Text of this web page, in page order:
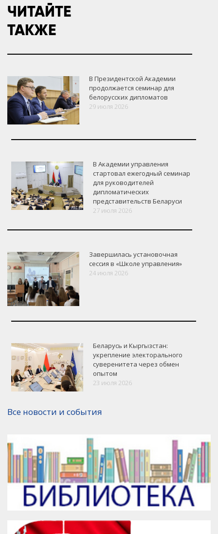
VK Google+ Facebook
ЧИТАЙТЕ
ТАКЖЕ
В Президентской Академии
продолжается семинар для
белорусских дипломатов
29 июля 2026
В Академии управления
стартовал ежегодный семинар
для руководителей
дипломатических
представительств Беларуси
27 июля 2026
Завершилась установочная
сессия в «Школе управления»
24 июля 2026
Беларусь и Кыргызстан:
укрепление электорального
суверенитета через обмен
опытом
23 июля 2026
Все новости и события